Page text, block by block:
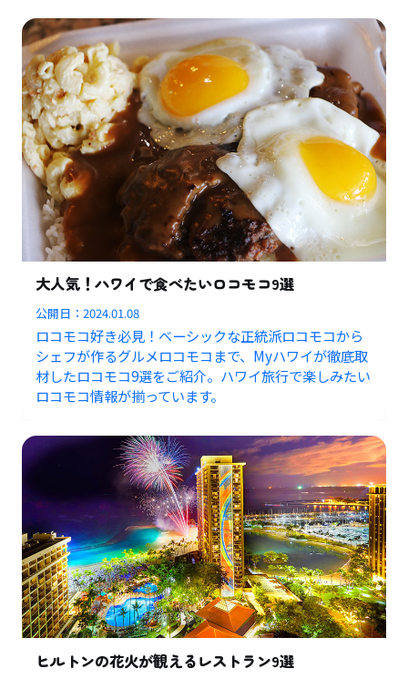
大人気！ハワイで食べたいロコモコ9選
公開日：2024.01.08
ロコモコ好き必見！ベーシックな正統派ロコモコから
シェフが作るグルメロコモコまで、Myハワイが徹底取
材したロコモコ9選をご紹介。ハワイ旅行で楽しみたい
ロコモコ情報が揃っています。
ヒルトンの花火が観えるレストラン9選